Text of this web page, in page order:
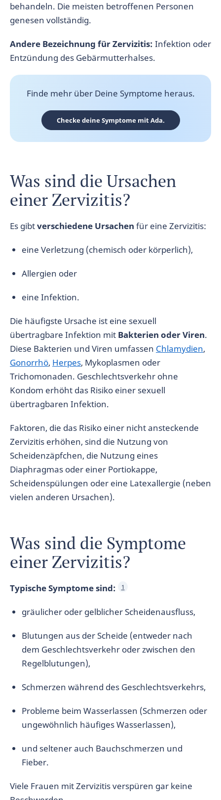
behandeln. Die meisten betroffenen Personen
genesen vollständig.
Andere Bezeichnung für Zervizitis: Infektion oder
Entzündung des Gebärmutterhalses.
Finde mehr über Deine Symptome heraus.
Checke deine Symptome mit Ada.
Was sind die Ursachen
einer Zervizitis?
Es gibtverschiedene Ursachen für eine Zervizitis:
eine Verletzung (chemisch oder körperlich),
Allergien oder
eine Infektion.
Die häufigste Ursache ist eine sexuell
übertragbare Infektion mit Bakterien oder Viren.
Diese Bakterien und Viren umfassen Chlamydien,
Gonorrhö, Herpes, Mykoplasmen oder
Trichomonaden. Geschlechtsverkehr ohne
Kondom erhöht das Risiko einer sexuell
übertragbaren Infektion.
Faktoren, die das Risiko einer nicht ansteckende
Zervizitis erhöhen, sind die Nutzung von
Scheidenzäpfchen, die Nutzung eines
Diaphragmas oder einer Portiokappe,
Scheidenspülungen oder eine Latexallergie (neben
vielen anderen Ursachen).
Was sind die Symptome
einer Zervizitis?
Typische Symptome sind: 1
gräulicher oder gelblicher Scheidenausfluss,
Blutungen aus der Scheide (entweder nach
dem Geschlechtsverkehr oder zwischen den
Regelblutungen),
Schmerzen während des Geschlechtsverkehrs,
Probleme beim Wasserlassen (Schmerzen oder
ungewöhnlich häufiges Wasserlassen),
und seltener auch Bauchschmerzen und
Fieber.
Viele Frauen mit Zervizitis verspüren gar keine